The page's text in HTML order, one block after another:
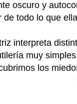
oscuro y
de todo lo que
interpreta
muy
los